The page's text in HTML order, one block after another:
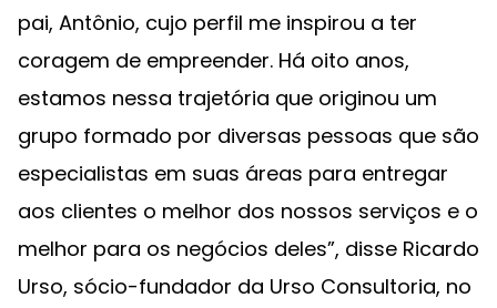
pai, Antônio, cujo perfil me inspirou a ter
coragem de empreender. Há oito anos,
estamos nessa trajetória que originou um
grupo formado por diversas pessoas que são
especialistas em suas áreas para entregar
aos clientes o melhor dos nossos serviços e o
melhor para os negócios deles”, disse Ricardo
Urso, sócio-fundador da Urso Consultoria, no